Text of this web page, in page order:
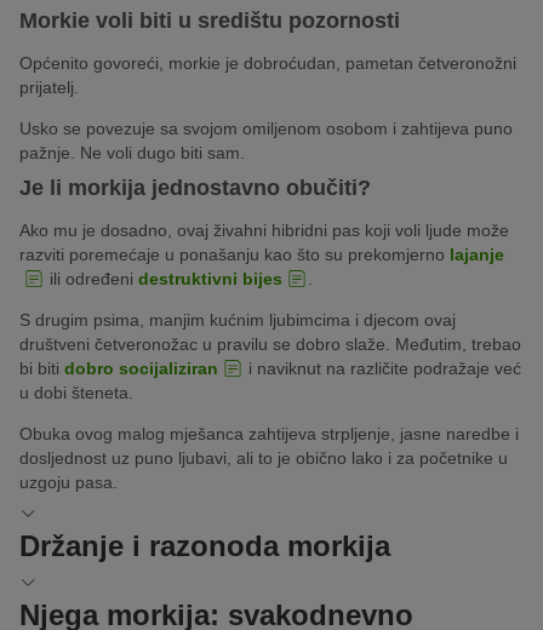
Morkie voli biti u središtu pozornosti
Općenito govoreći, morkie je dobroćudan, pametan četveronožni
prijatelj.
Usko se povezuje sa svojom omiljenom osobom i zahtijeva puno
pažnje. Ne voli dugo biti sam.
Je li morkija jednostavno obučiti?
Ako mu je dosadno, ovaj živahni hibridni pas koji voli ljude može
razviti poremećaje u ponašanju kao što su prekomjerno lajanje
ili određeni destruktivni bijes
S drugim psima, manjim kućnim ljubimcima i djecom ovaj
društveni četveronožac u pravilu se dobro slaže. Međutim, trebao
bi biti dobro socijaliziran
i naviknut na različite podražaje već
u dobi šteneta.
Obuka ovog malog mješanca zahtijeva strpljenje, jasne naredbe i
dosljednost uz puno ljubavi, ali to je obično lako i za početnike u
uzgoju pasa.
Držanje i razonoda morkija
Zahvaljujući svojoj maloj veličini, morkie je savršen za
Njega morkija: svakodnevno